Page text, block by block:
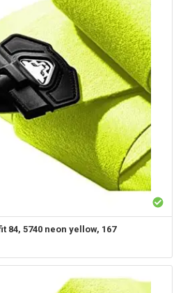
84, 5740 neon yellow, 167